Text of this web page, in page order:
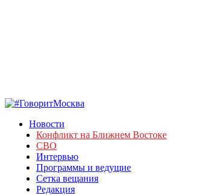
Новости
Конфликт на Ближнем Востоке
СВО
Интервью
Программы и ведущие
Сетка вещания
Редакция